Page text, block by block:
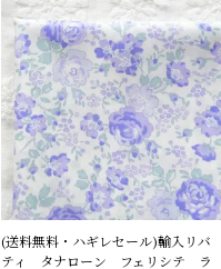
(送料無料・ハギレセール)輸入リバ
ティ タナローン フェリシテ ラ